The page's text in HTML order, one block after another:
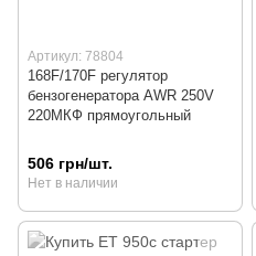
Артикул: 78804
168F/170F регулятор
бензогенератора AWR 250V
220МКФ прямоугольный
506 грн/шт.
Нет в наличии